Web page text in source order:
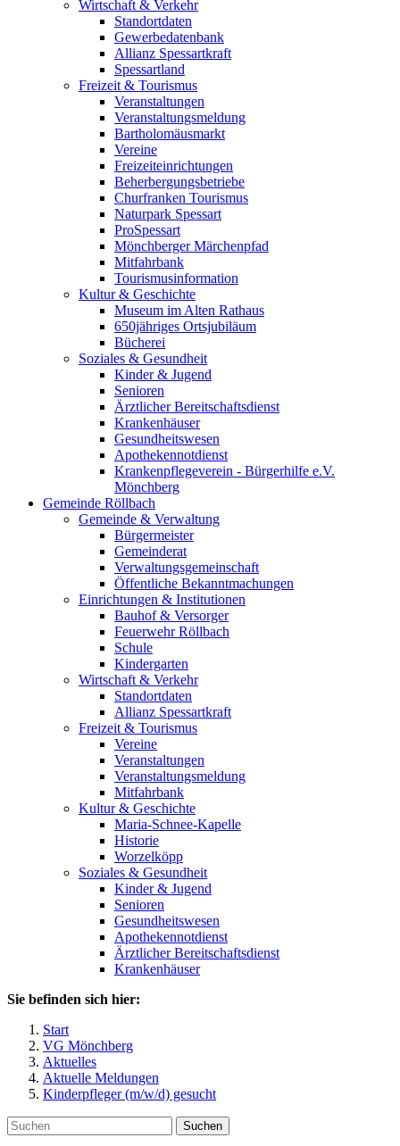
Wirtschaft & Verkehr
Standortdaten
Gewerbedatenbank
Allianz Spessartkraft
Spessartland
Freizeit & Tourismus
Veranstaltungen
Veranstaltungsmeldung
Bartholomäusmarkt
Vereine
Freizeiteinrichtungen
Beherbergungsbetriebe
Churfranken Tourismus
Naturpark Spessart
ProSpessart
Mönchberger Märchenpfad
Mitfahrbank
Tourismusinformation
Kultur & Geschichte
Museum im Alten Rathaus
650jähriges Ortsjubiläum
Bücherei
Soziales & Gesundheit
Kinder & Jugend
Senioren
Ärztlicher Bereitschaftsdienst
Krankenhäuser
Gesundheitswesen
Apothekennotdienst
Krankenpflegeverein - Bürgerhilfe e.V.
Mönchberg
Gemeinde Röllbach
Gemeinde & Verwaltung
Bürgermeister
Gemeinderat
Verwaltungsgemeinschaft
Öffentliche Bekanntmachungen
Einrichtungen & Institutionen
Bauhof & Versorger
Feuerwehr Röllbach
Schule
Kindergarten
Wirtschaft & Verkehr
Standortdaten
Allianz Spessartkraft
Freizeit & Tourismus
Vereine
Veranstaltungen
Veranstaltungsmeldung
Mitfahrbank
Kultur & Geschichte
Maria-Schnee-Kapelle
Historie
Worzelköpp
Soziales & Gesundheit
Kinder & Jugend
Senioren
Gesundheitswesen
Apothekennotdienst
Ärztlicher Bereitschaftsdienst
Krankenhäuser
Sie befinden sich hier:
Start
VG Mönchberg
Aktuelles
Aktuelle Meldungen
Kinderpfleger (m/w/d) gesucht
Suchen